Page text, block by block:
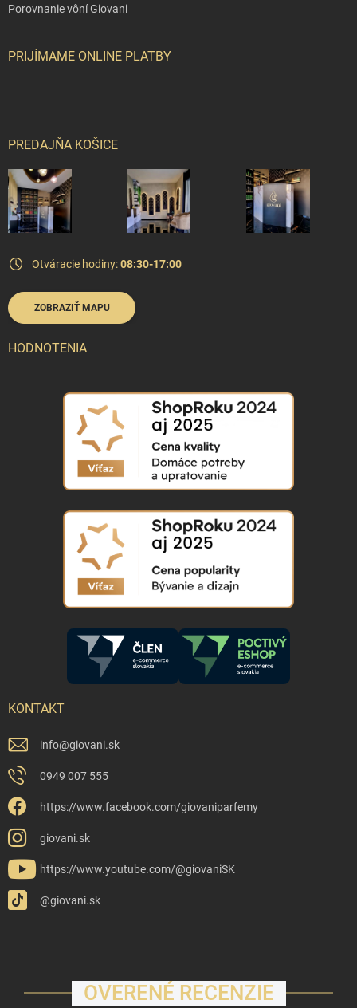
Porovnanie vôní Giovani
PRIJÍMAME ONLINE PLATBY
PREDAJŇA KOŠICE
Otváracie hodiny:08:30-17:00
ZOBRAZIŤ MAPU
HODNOTENIA
KONTAKT
info@giovani.sk
0949 007 555
https://www.facebook.com/giovaniparfemy
giovani.sk
https://www.youtube.com/@giovaniSK
@giovani.sk
OVERENÉ RECENZIE